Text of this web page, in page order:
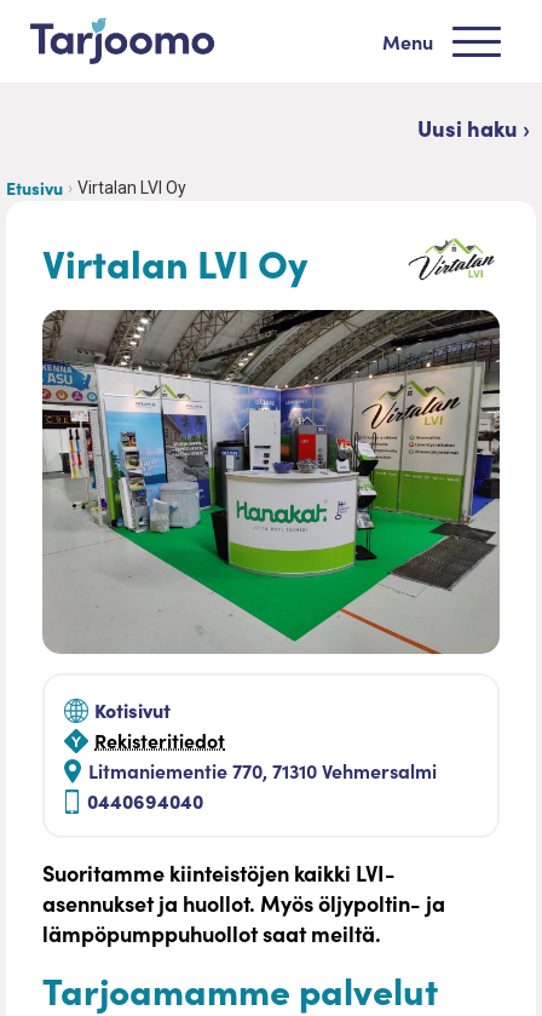
Siirry sisältöön
Menu
Uusi haku ›
Etusivu Virtalan LVI Oy
Virtalan LVI Oy
Litmaniementie 770, 71310 Vehmersalmi
0440694040
Kotisivut
Rekisteritiedot
Suoritamme kiinteistöjen kaikki LVI-
asennukset ja huollot. Myös öljypoltin- ja
lämpöpumppuhuollot saat meiltä.
Tarjoamamme palvelut